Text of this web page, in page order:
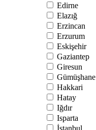
Edirne
Elazığ
Erzincan
Erzurum
Eskişehir
Gaziantep
Giresun
Gümüşhane
Hakkari
Hatay
Iğdır
Isparta
İstanbul